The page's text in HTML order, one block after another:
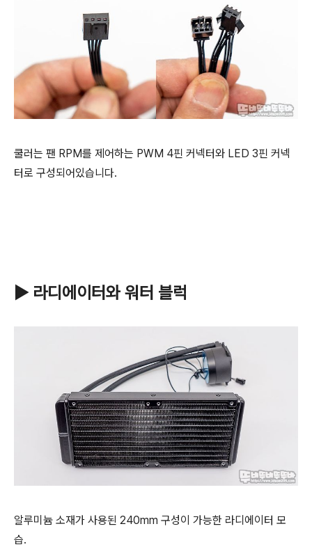
쿨러는 팬 RPM를 제어하는 PWM 4핀 커넥터와 LED 3핀 커넥
터로 구성되어있습니다.
▶ 라디에이터와 워터 블럭
알루미늄 소재가 사용된 240mm 구성이 가능한 라디에이터 모
습.